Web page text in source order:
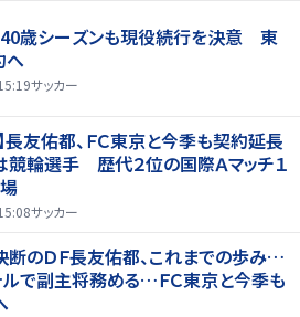
40歳シーズンも現役続行を決意 東
へ
サッカー
長友佑都、ＦＣ東京と今季も契約延長
輪選手 歴代２位の国際Ａマッチ１
サッカー
のＤＦ長友佑都、これまでの歩み…
で副主将務める…ＦＣ東京と今季も